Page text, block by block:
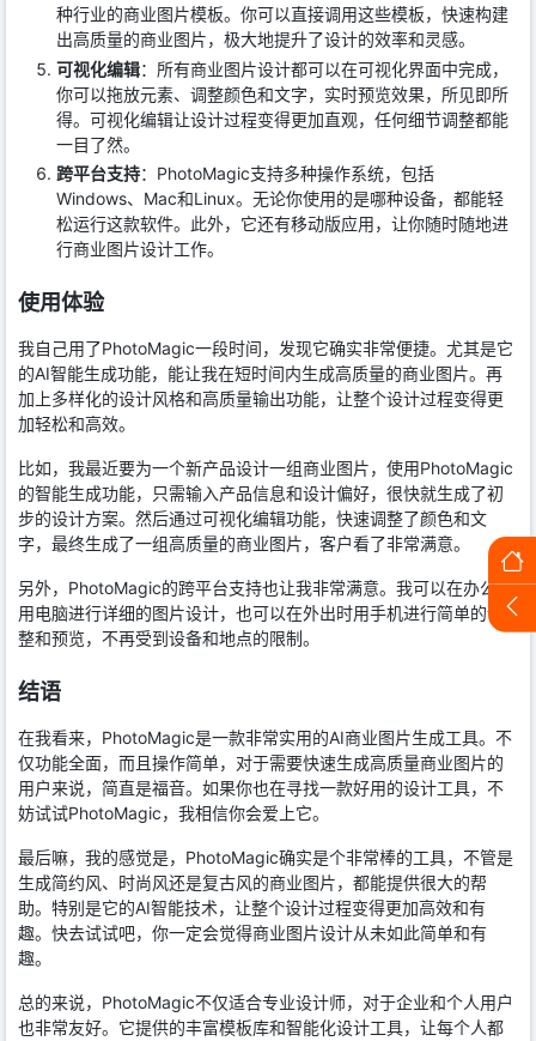
种行业的商业图片模板。你可以直接调用这些模板，快速构建
出高质量的商业图片，极大地提升了设计的效率和灵感。
可视化编辑：所有商业图片设计都可以在可视化界面中完成，
你可以拖放元素、调整颜色和文字，实时预览效果，所见即所
得。可视化编辑让设计过程变得更加直观，任何细节调整都能
一目了然。
跨平台支持：PhotoMagic支持多种操作系统，包括
Windows、Mac和Linux。无论你使用的是哪种设备，都能轻
松运行这款软件。此外，它还有移动版应用，让你随时随地进
行商业图片设计工作。
使用体验
我自己用了PhotoMagic一段时间，发现它确实非常便捷。尤其是它
的AI智能生成功能，能让我在短时间内生成高质量的商业图片。再
加上多样化的设计风格和高质量输出功能，让整个设计过程变得更
加轻松和高效。
比如，我最近要为一个新产品设计一组商业图片，使用PhotoMagic
的智能生成功能，只需输入产品信息和设计偏好，很快就生成了初
步的设计方案。然后通过可视化编辑功能，快速调整了颜色和文
字，最终生成了一组高质量的商业图片，客户看了非常满意。
另外，PhotoMagic的跨平台支持也让我非常满意。我可以在办公室
用电脑进行详细的图片设计，也可以在外出时用手机进行简单的调
整和预览，不再受到设备和地点的限制。
结语
在我看来，PhotoMagic是一款非常实用的AI商业图片生成工具。不
仅功能全面，而且操作简单，对于需要快速生成高质量商业图片的
用户来说，简直是福音。如果你也在寻找一款好用的设计工具，不
妨试试PhotoMagic，我相信你会爱上它。
最后嘛，我的感觉是，PhotoMagic确实是个非常棒的工具，不管是
生成简约风、时尚风还是复古风的商业图片，都能提供很大的帮
助。特别是它的AI智能技术，让整个设计过程变得更加高效和有
趣。快去试试吧，你一定会觉得商业图片设计从未如此简单和有
趣。
总的来说，PhotoMagic不仅适合专业设计师，对于企业和个人用户
也非常友好。它提供的丰富模板库和智能化设计工具，让每个人都